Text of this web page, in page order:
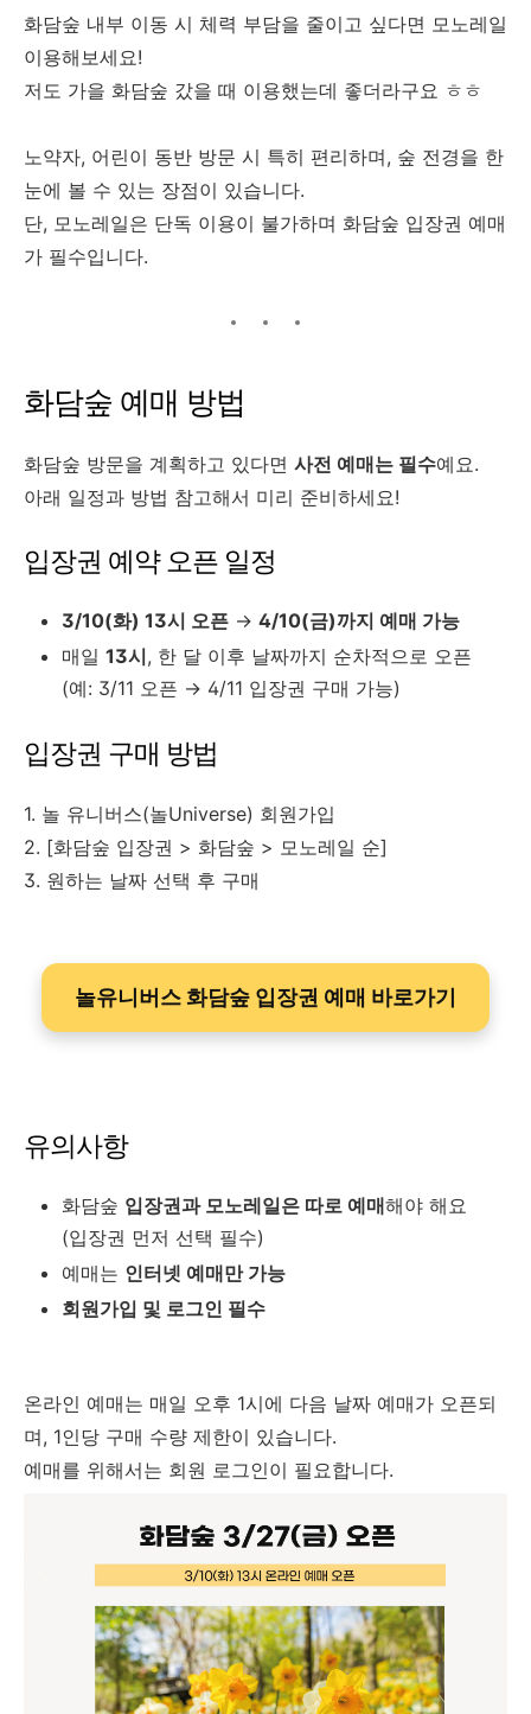
화담숲 내부 이동 시 체력 부담을 줄이고 싶다면 모노레일
이용해보세요!
저도 가을 화담숲 갔을 때 이용했는데 좋더라구요 ㅎㅎ
노약자, 어린이 동반 방문 시 특히 편리하며, 숲 전경을 한
눈에 볼 수 있는 장점이 있습니다.
단, 모노레일은 단독 이용이 불가하며 화담숲 입장권 예매
가 필수입니다.
화담숲 예매 방법
화담숲 방문을 계획하고 있다면 사전 예매는 필수예요.
아래 일정과 방법 참고해서 미리 준비하세요!
입장권 예약 오픈 일정
3/10(화) 13시 오픈 → 4/10(금)까지 예매 가능
매일 13시, 한 달 이후 날짜까지 순차적으로 오픈
(예: 3/11 오픈 → 4/11 입장권 구매 가능)
입장권 구매 방법
1. 놀 유니버스(놀Universe) 회원가입
2. [화담숲 입장권 > 화담숲 > 모노레일 순]
3. 원하는 날짜 선택 후 구매
놀유니버스 화담숲 입장권 예매 바로가기
유의사항
화담숲 입장권과 모노레일은 따로 예매해야 해요
(입장권 먼저 선택 필수)
예매는 인터넷 예매만 가능
회원가입 및 로그인 필수
온라인 예매는 매일 오후 1시에 다음 날짜 예매가 오픈되
며, 1인당 구매 수량 제한이 있습니다.
예매를 위해서는 회원 로그인이 필요합니다.